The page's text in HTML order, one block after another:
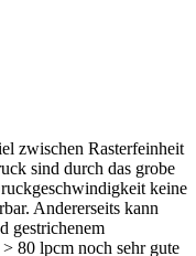
zwischen Rasterfeinheit
sind durch das grobe
keine
Andererseits kann
gestrichenem
80 lpcm noch sehr gute